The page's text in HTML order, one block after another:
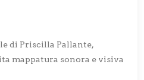
di Priscilla Pallante,
mappatura sonora e visiva